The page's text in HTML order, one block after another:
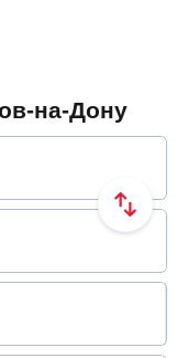
на-Дону